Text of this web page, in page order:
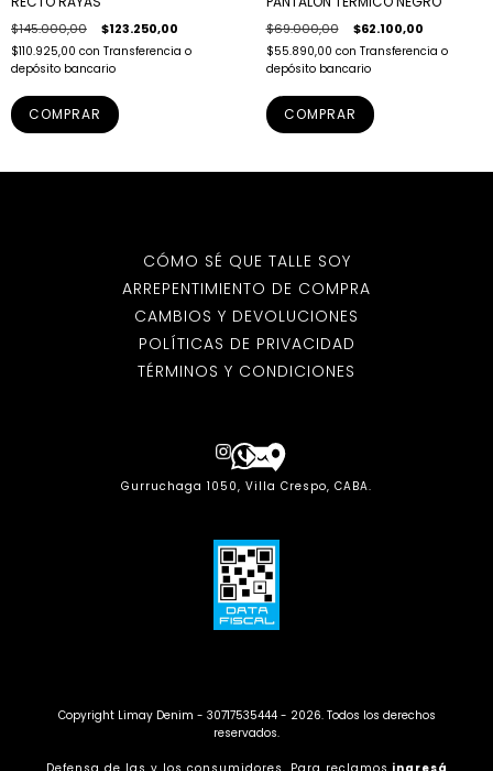
$145.000,00 $123.250,00
$110.925,00 con Transferencia o
depósito bancario
COMPRAR
$69.000,00 $62.100,00
$55.890,00 con Transferencia o
depósito bancario
COMPRAR
CÓMO SÉ QUE TALLE SOY
ARREPENTIMIENTO DE COMPRA
CAMBIOS Y DEVOLUCIONES
POLÍTICAS DE PRIVACIDAD
TÉRMINOS Y CONDICIONES
Gurruchaga 1050, Villa Crespo, CABA.
Copyright Limay Denim - 30717535444 - 2026. Todos los derechos
reservados.